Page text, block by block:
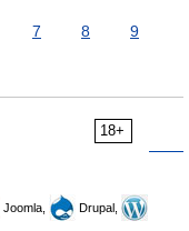
7 8
9
18+
Joomla,
Drupal,